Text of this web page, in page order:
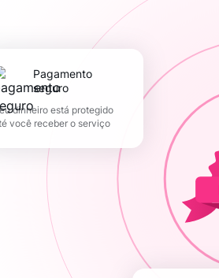
pagamento
seguro
dinheiro está protegido
você receber o serviço